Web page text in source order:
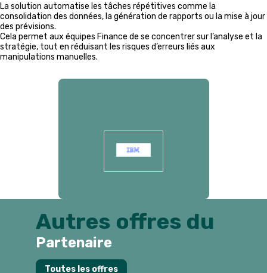
La solution automatise les tâches répétitives comme la
consolidation des données, la génération de rapports ou la mise à jour
des prévisions.
Cela permet aux équipes Finance de se concentrer sur l’analyse et la
stratégie, tout en réduisant les risques d’erreurs liés aux
manipulations manuelles.
Autres offres du
Partenaire
Toutes les offres